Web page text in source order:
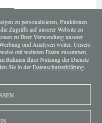
zu personalisieren, Funktionen
Zugriffe auf unserer Website zu
zu Ihrer Verwendung unserer
und Analysen weiter. Unsere
mit weiteren Daten zusammen,
Rahmen Ihrer Nutzung der Dienste
Sie in derDatenschutzerklärung.